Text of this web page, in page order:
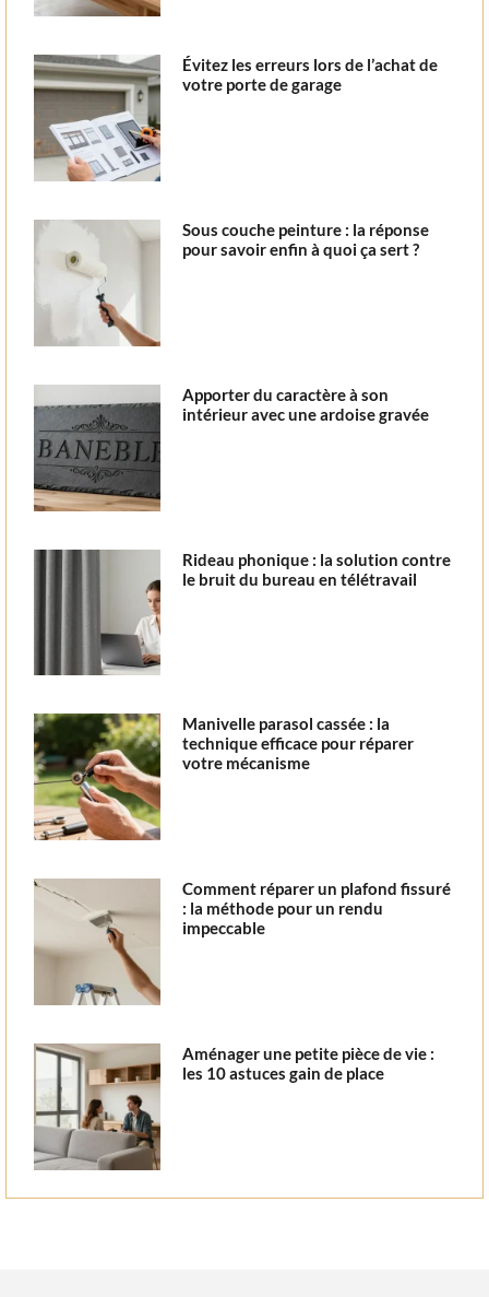
Évitez les erreurs lors de l’achat de
votre porte de garage
Sous couche peinture : la réponse
pour savoir enfin à quoi ça sert ?
Apporter du caractère à son
intérieur avec une ardoise gravée
Rideau phonique : la solution contre
le bruit du bureau en télétravail
Manivelle parasol cassée : la
technique efficace pour réparer
votre mécanisme
Comment réparer un plafond fissuré
: la méthode pour un rendu
impeccable
Aménager une petite pièce de vie :
les 10 astuces gain de place